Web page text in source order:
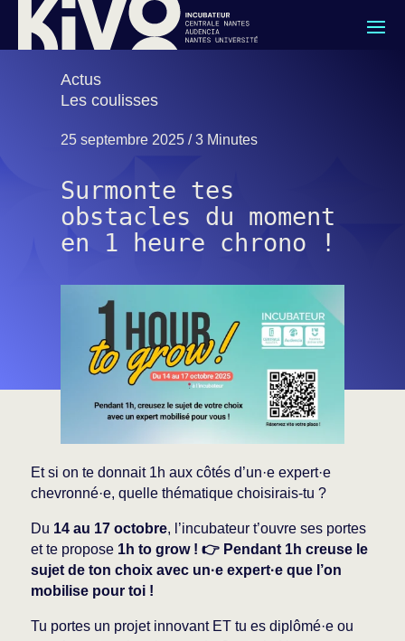
Actus
Les coulisses
25 septembre 2025 /3 Minutes
Surmonte tes
obstacles du moment
en 1 heure chrono !
Et si on te donnait 1h aux côtés d’un·e expert·e
chevronné·e, quelle thématique choisirais-tu ?
Du 14 au 17 octobre, l’incubateur t’ouvre ses portes
et te propose 1h to grow ! 👉 Pendant 1h creuse le
sujet de ton choix avec un·e expert·e que l’on
mobilise pour toi !
Tu portes un projet innovant ET tu es diplômé·e ou